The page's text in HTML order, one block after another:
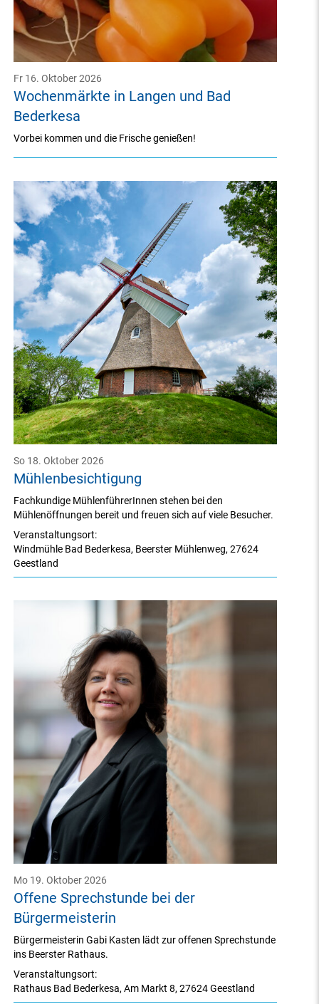
Wochenmärkte in Langen und Bad
Bederkesa
Fr 16. Oktober 2026
Vorbei kommen und die Frische genießen!
Mühlenbesichtigung
So 18. Oktober 2026
Veranstaltungsort:
Windmühle Bad Bederkesa, Beerster Mühlenweg,27624
Geestland
Fachkundige MühlenführerInnen stehen bei den
Mühlenöffnungen bereit und freuen sich auf viele Besucher.
Offene Sprechstunde bei der
Bürgermeisterin
Mo 19. Oktober 2026
Veranstaltungsort:
Rathaus Bad Bederkesa,Am Markt 8,27624 Geestland
Bürgermeisterin Gabi Kasten lädt zur offenen Sprechstunde
ins Beerster Rathaus.